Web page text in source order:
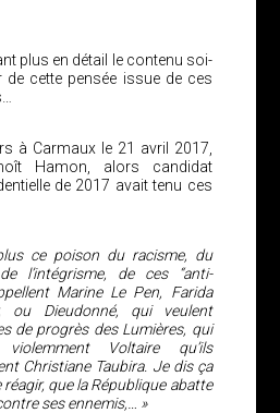
plus en détail le contenu soi-
de cette pensée issue de ces
à Carmaux le 21 avril 2017,
Hamon, alors candidat
de 2017 avait tenu ces
ce poison du racisme, du
l’intégrisme, de ces “anti-
Marine Le Pen, Farida
ou Dieudonné, qui veulent
de progrès des Lumières, qui
Voltaire qu’ils
Christiane Taubira. Je dis ça
réagir, que la République abatte
ses ennemis,… »